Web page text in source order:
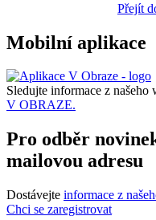
Přejít
Mobilní aplikace
Sledujte informace z našeho
V OBRAZE.
Pro odběr
mailovou adresu
Dostávejte informace z
Chci se zaregistrovat